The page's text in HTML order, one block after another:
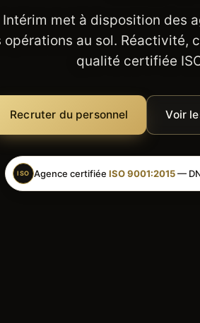
Intérim met à disposition des
opérations au sol. Réactivité,
qualité certifiée
Recruter du personnel Voir
ISO Agence certifiée ISO 9001:2015—